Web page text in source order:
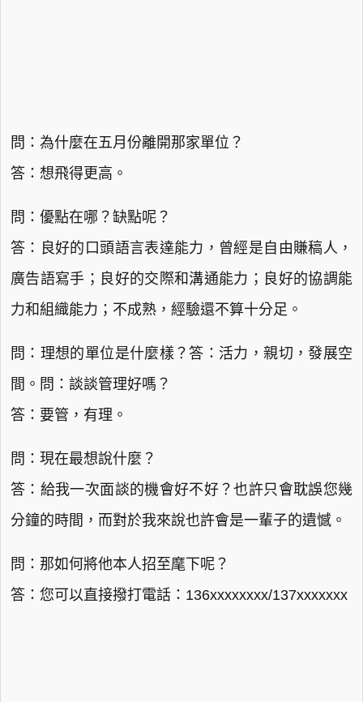
問：為什麼在五月份離開那家單位？
答：想飛得更高。
問：優點在哪？缺點呢？
答：良好的口頭語言表達能力，曾經是自由賺稿人，
廣告語寫手；良好的交際和溝通能力；良好的協調能
力和組織能力；不成熟，經驗還不算十分足。
問：理想的單位是什麼樣？答：活力，親切，發展空
間。問：談談管理好嗎？
答：要管，有理。
問：現在最想說什麼？
答：給我一次面談的機會好不好？也許只會耽誤您幾
分鐘的時間，而對於我來說也許會是一輩子的遺憾。
問：那如何將他本人招至麾下呢？
答：您可以直接撥打電話：136xxxxxxxx/137xxxxxxx